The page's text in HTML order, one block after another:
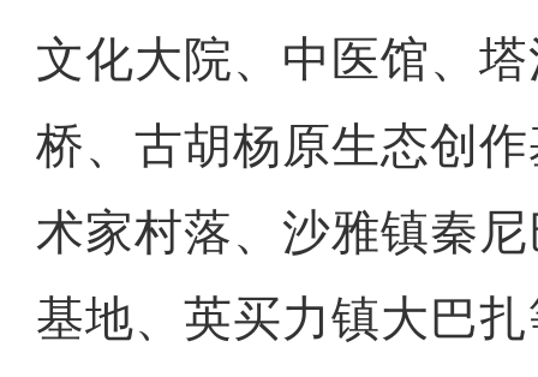
文化大院、中医馆、
桥、古胡杨原生态创
术家村落、沙雅镇秦
基地、英买力镇大巴